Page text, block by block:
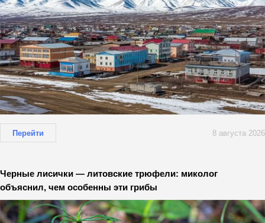
Перейти 8 августа 2026
Черные лисички — литовские трюфели: миколог
объяснил, чем особенны эти грибы